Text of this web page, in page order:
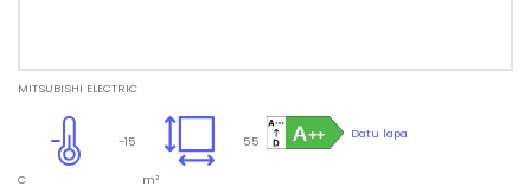
MITSUBISHI ELECTRIC
Datu lapa
55
m²
-15
C